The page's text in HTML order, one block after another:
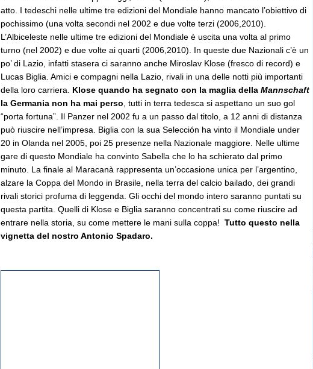
atto. I tedeschi nelle ultime tre edizioni del Mondiale hanno mancato l’obiettivo di
pochissimo (una volta secondi nel 2002 e due volte terzi (2006,2010).
L’Albiceleste nelle ultime tre edizioni del Mondiale è uscita una volta al primo
turno (nel 2002) e due volte ai quarti (2006,2010). In queste due Nazionali c’è un
po’ di Lazio, infatti stasera ci saranno anche Miroslav Klose (fresco di record) e
Lucas Biglia. Amici e compagni nella Lazio, rivali in una delle notti più importanti
della loro carriera. Klose quando ha segnato con la maglia della Mannschaft
la Germania non ha mai perso , tutti in terra tedesca si aspettano un suo gol
“porta fortuna”. Il Panzer nel 2002 fu a un passo dal titolo, a 12 anni di distanza
può riuscire nell’impresa. Biglia con la sua Selección ha vinto il Mondiale under
20 in Olanda nel 2005, poi 25 presenze nella Nazionale maggiore. Nelle ultime
gare di questo Mondiale ha convinto Sabella che lo ha schierato dal primo
minuto. La finale al Maracanà rappresenta un’occasione unica per l’argentino,
alzare la Coppa del Mondo in Brasile, nella terra del calcio bailado, dei grandi
rivali storici profuma di leggenda. Gli occhi del mondo intero saranno puntati su
questa partita. Quelli di Klose e Biglia saranno concentrati su come riuscire ad
entrare nella storia, su come mettere le mani sulla coppa! Tutto questo nella
vignetta del nostro Antonio Spadaro.